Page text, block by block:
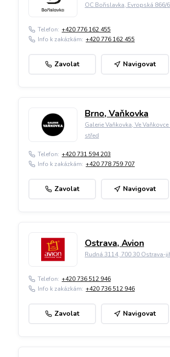
OC Bořislavka, Evropská 866/
Telefon: +420 776 162 455
Info k zakázkám: +420 776 162 455
Zavolat Navigovat
Brno, Vaňkovka
Galerie Vaňkovka, Ve
střed
Telefon: +420 731 594 203
Info k zakázkám: +420 778 759 707
Zavolat Navigovat
Ostrava, Avion
Rudná 3114, 700 30 Ostrava-
Telefon: +420 736 512 946
Info k zakázkám: +420 736 512 946
Zavolat Navigovat